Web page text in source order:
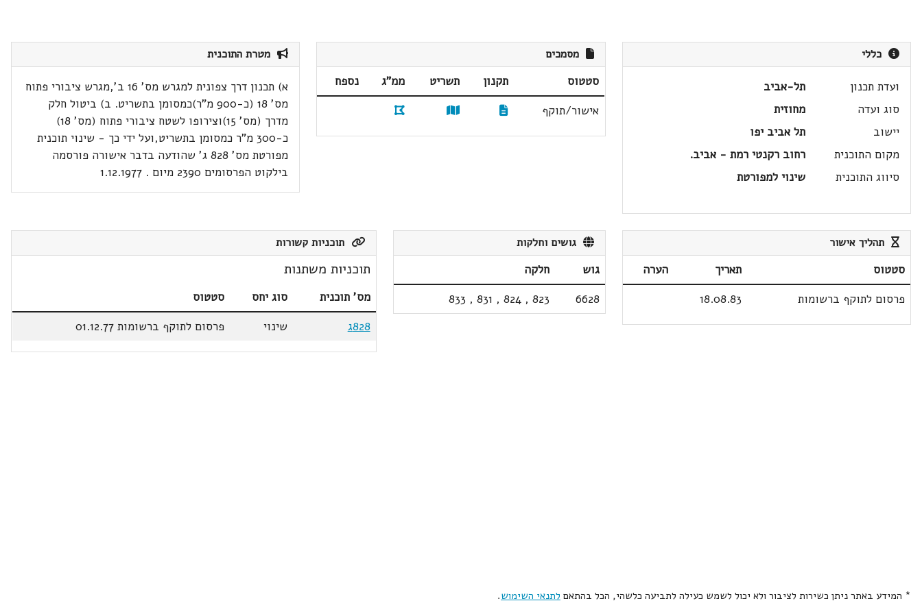
כללי
ועדת תכנון
תל-אביב
סוג ועדה
מחוזית
יישוב
תל אביב יפו
מקום התוכנית
רחוב רקנטי רמת - אביב.
סיווג התוכנית
שינוי למפורטת
מסמכים
סטטוס תקנון תשריט ממ"ג
נספח
אישור/תוקף
מטרת התוכנית
א) תכנון דרך צפונית למגרש מס' 16 ב',מגרש ציבורי פתוח
מס' 18 (כ-900 מ"ר)כמסומן בתשריט. ב) ביטול חלק
מדרך (מס' 15)וצירופו לשטח ציבורי פתוח (מס' 18)
כ-300 מ"ר כמסומן בתשריט,ועל ידי כך - שינוי תוכנית
מפורטת מס' 828 ג' שהודעה בדבר אישורה פורסמה
בילקוט הפרסומים 2390 מיום . 1.12.1977
תהליך אישור
סטטוס תאריך
הערה
פרסום לתוקף ברשומות
18.08.83
גושים וחלקות
גוש
חלקה
6628
823
,
824
,
831
,
833
תוכניות קשורות
תוכניות משתנות
מס' תוכנית סוג יחס
סטטוס
828ג
שינוי פרסום לתוקף ברשומות 01.12.77
* המידע באתר ניתן כשירות לציבור ולא יכול לשמש כעילה לתביעה כלשהי, הכל בהתאם לתנאי השימוש.